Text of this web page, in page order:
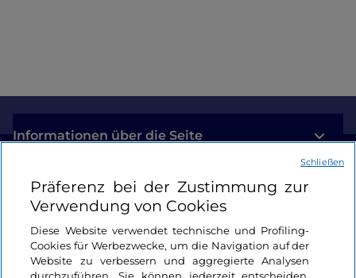
Informationen über die Seite
Nützliche Links
Login
Bleiben wir in Kontakt
Präferenz bei der Zustimmung zur
Verwendung von Cookies
Diese Website verwendet technische und Profiling-
Cookies für Werbezwecke, um die Navigation auf der
Website zu verbessern und aggregierte Analysen
Schließen